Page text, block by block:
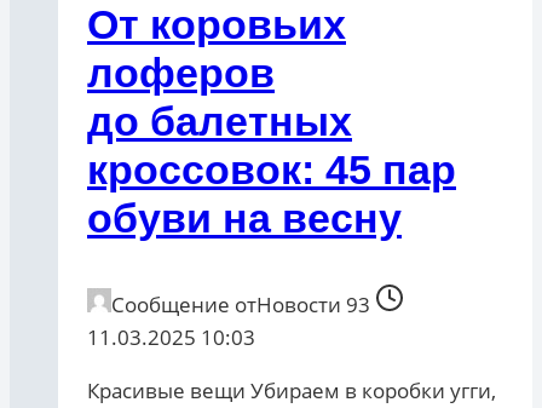
От коровьих
лоферов
до балетных
кроссовок: 45 пар
обуви на весну
Сообщение отНовости 93
11.03.2025 10:03
Красивые вещи Убираем в коробки угги,